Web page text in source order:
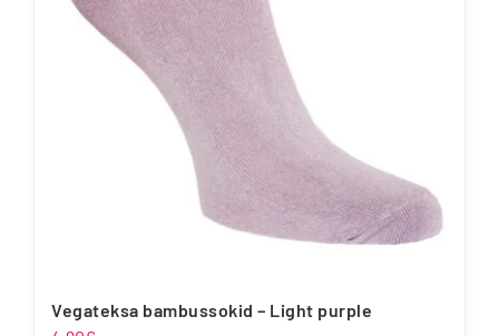
Vegateksa bambussokid – Light purple